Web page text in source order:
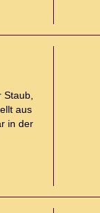
aus
in der